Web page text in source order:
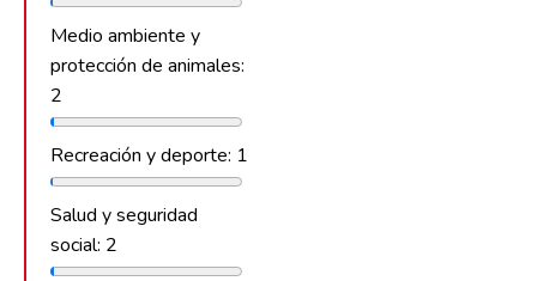
Medio ambiente y
protección de animales:
2
Recreación y deporte: 1
Salud y seguridad
social: 2